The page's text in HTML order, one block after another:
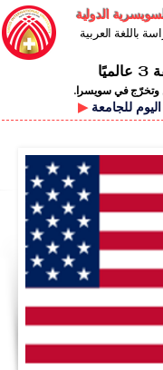
الدولية
باللغة العربية
وتخرّج في سويسرا.
▶